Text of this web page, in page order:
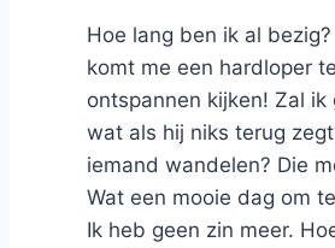
Hoe lang ben ik al
komt me een hardloper
ontspannen kijken! Zal ik
wat als hij niks terug
iemand wandelen? Die
Wat een mooie dag om
Ik heb geen zin meer.